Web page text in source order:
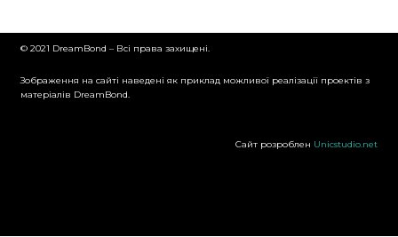
© 2021 DreamBond – Всі права захищені.
Зображення на сайті наведені як приклад можливої реалізації проектів з
матеріалів DreamBond.
Сайт розроблен Unicstudio.net